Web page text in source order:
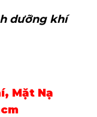
dưỡng khí
Mặt Nạ